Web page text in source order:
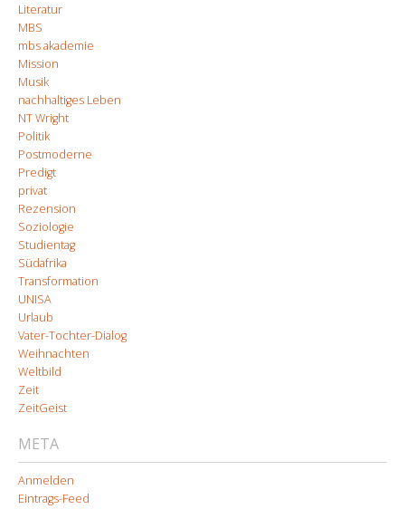
Literatur
MBS
mbs akademie
Mission
Musik
nachhaltiges Leben
NT Wright
Politik
Postmoderne
Predigt
privat
Rezension
Soziologie
Studientag
Südafrika
Transformation
UNISA
Urlaub
Vater-Tochter-Dialog
Weihnachten
Weltbild
Zeit
ZeitGeist
META
Anmelden
Eintrags-Feed